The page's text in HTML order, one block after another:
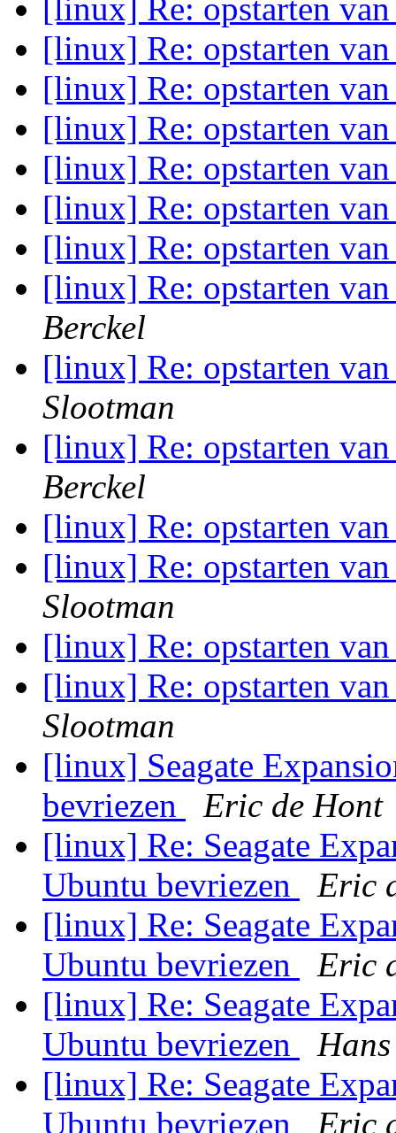
[linux] Re: opstarten
[linux] Re: opstarten
[linux] Re: opstarten
[linux] Re: opstarten
[linux] Re: opstarten
[linux] Re: opstarten
[linux] Re: opstarten
[linux] Re: opstarten
Berckel
[linux] Re: opstarten
Slootman
[linux] Re: opstarten
Berckel
[linux] Re: opstarten
[linux] Re: opstarten
Slootman
[linux] Re: opstarten
[linux] Re: opstarten
Slootman
[linux] Seagate
bevriezen
Eric de Hont
[linux] Re: Seagate
Ubuntu bevriezen
Eric
[linux] Re: Seagate
Ubuntu bevriezen
Eric
[linux] Re: Seagate
Ubuntu bevriezen
[linux] Re: Seagate
Ubuntu bevriezen
Eric